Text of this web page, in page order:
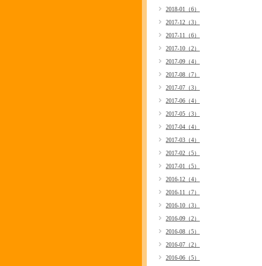
2018-01（6）
2017-12（3）
2017-11（6）
2017-10（2）
2017-09（4）
2017-08（7）
2017-07（3）
2017-06（4）
2017-05（3）
2017-04（4）
2017-03（4）
2017-02（5）
2017-01（5）
2016-12（4）
2016-11（7）
2016-10（3）
2016-09（2）
2016-08（5）
2016-07（2）
2016-06（5）